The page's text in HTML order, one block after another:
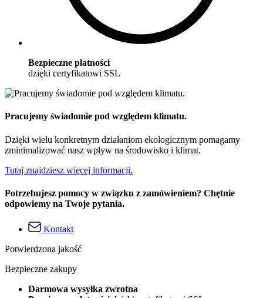
Bezpieczne płatności
dzięki certyfikatowi SSL
Pracujemy świadomie pod względem klimatu.
Dzięki wielu konkretnym działaniom ekologicznym pomagamy
zminimalizować nasz wpływ na środowisko i klimat.
Tutaj znajdziesz więcej informacji.
Potrzebujesz pomocy w związku z zamówieniem? Chętnie
odpowiemy na Twoje pytania.
Kontakt
Potwierdzona jakość
Bezpieczne zakupy
Darmowa wysyłka zwrotna